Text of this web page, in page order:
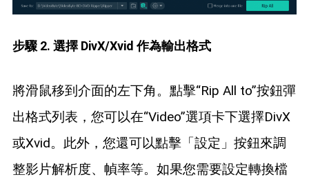
步驟 2. 選擇 DivX/Xvid 作為輸出格式
將滑鼠移到介面的左下角。點擊“Rip All to”按鈕彈
出格式列表，您可以在“Video”選項卡下選擇DivX
或Xvid。此外，您還可以點擊「設定」按鈕來調
整影片解析度、幀率等。如果您需要設定轉換檔